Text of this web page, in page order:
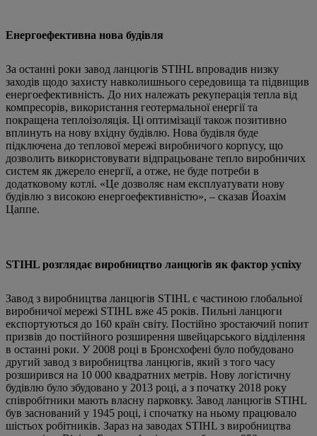
Енергоефективна нова будівля
За останні роки завод ланцюгів STIHL впровадив низку
заходів щодо захисту навколишнього середовища та підвищив
енергоефективність. До них належать рекуперація тепла від
компресорів, використання геотермальної енергії та
покращена теплоізоляція. Ці оптимізації також позитивно
вплинуть на нову вхідну будівлю. Нова будівля буде
підключена до теплової мережі виробничого корпусу, що
дозволить використовувати відпрацьоване тепло виробничих
систем як джерело енергії, а отже, не буде потреби в
додатковому котлі. «Це дозволяє нам експлуатувати нову
будівлю з високою енергоефективністю», – сказав Йоахім
Цаппе.
STIHL розглядає виробництво ланцюгів як фактор успіху
Завод з виробництва ланцюгів STIHL є частиною глобальної
виробничої мережі STIHL вже 45 років. Пильні ланцюги
експортуються до 160 країн світу. Постійно зростаючий попит
призвів до постійного розширення швейцарського відділення
в останні роки. У 2008 році в Бронсхофені було побудовано
другий завод з виробництва ланцюгів, який з того часу
розширився на 10 000 квадратних метрів. Нову логістичну
будівлю було збудовано у 2013 році, а з початку 2018 року
співробітники мають власну парковку. Завод ланцюгів STIHL
був заснований у 1945 році, і спочатку на ньому працювало
шістьох робітників. Зараз на заводах STIHL з виробництва